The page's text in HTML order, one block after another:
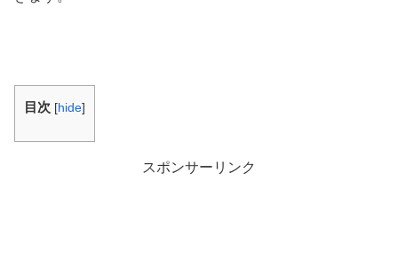
目次 [hide]
スポンサーリンク